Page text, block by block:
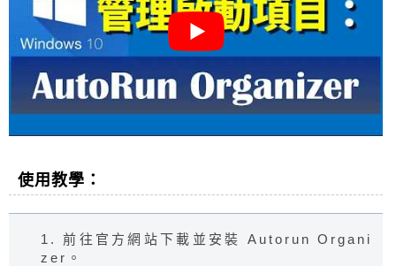
使用教學：
1. 前往官方網站下載並安裝 Autorun Organi
zer。